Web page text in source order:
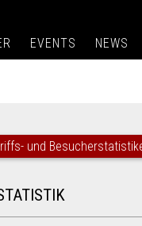
EVENTS NEWS
und